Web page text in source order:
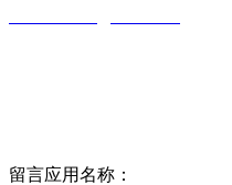
留言应用名称：